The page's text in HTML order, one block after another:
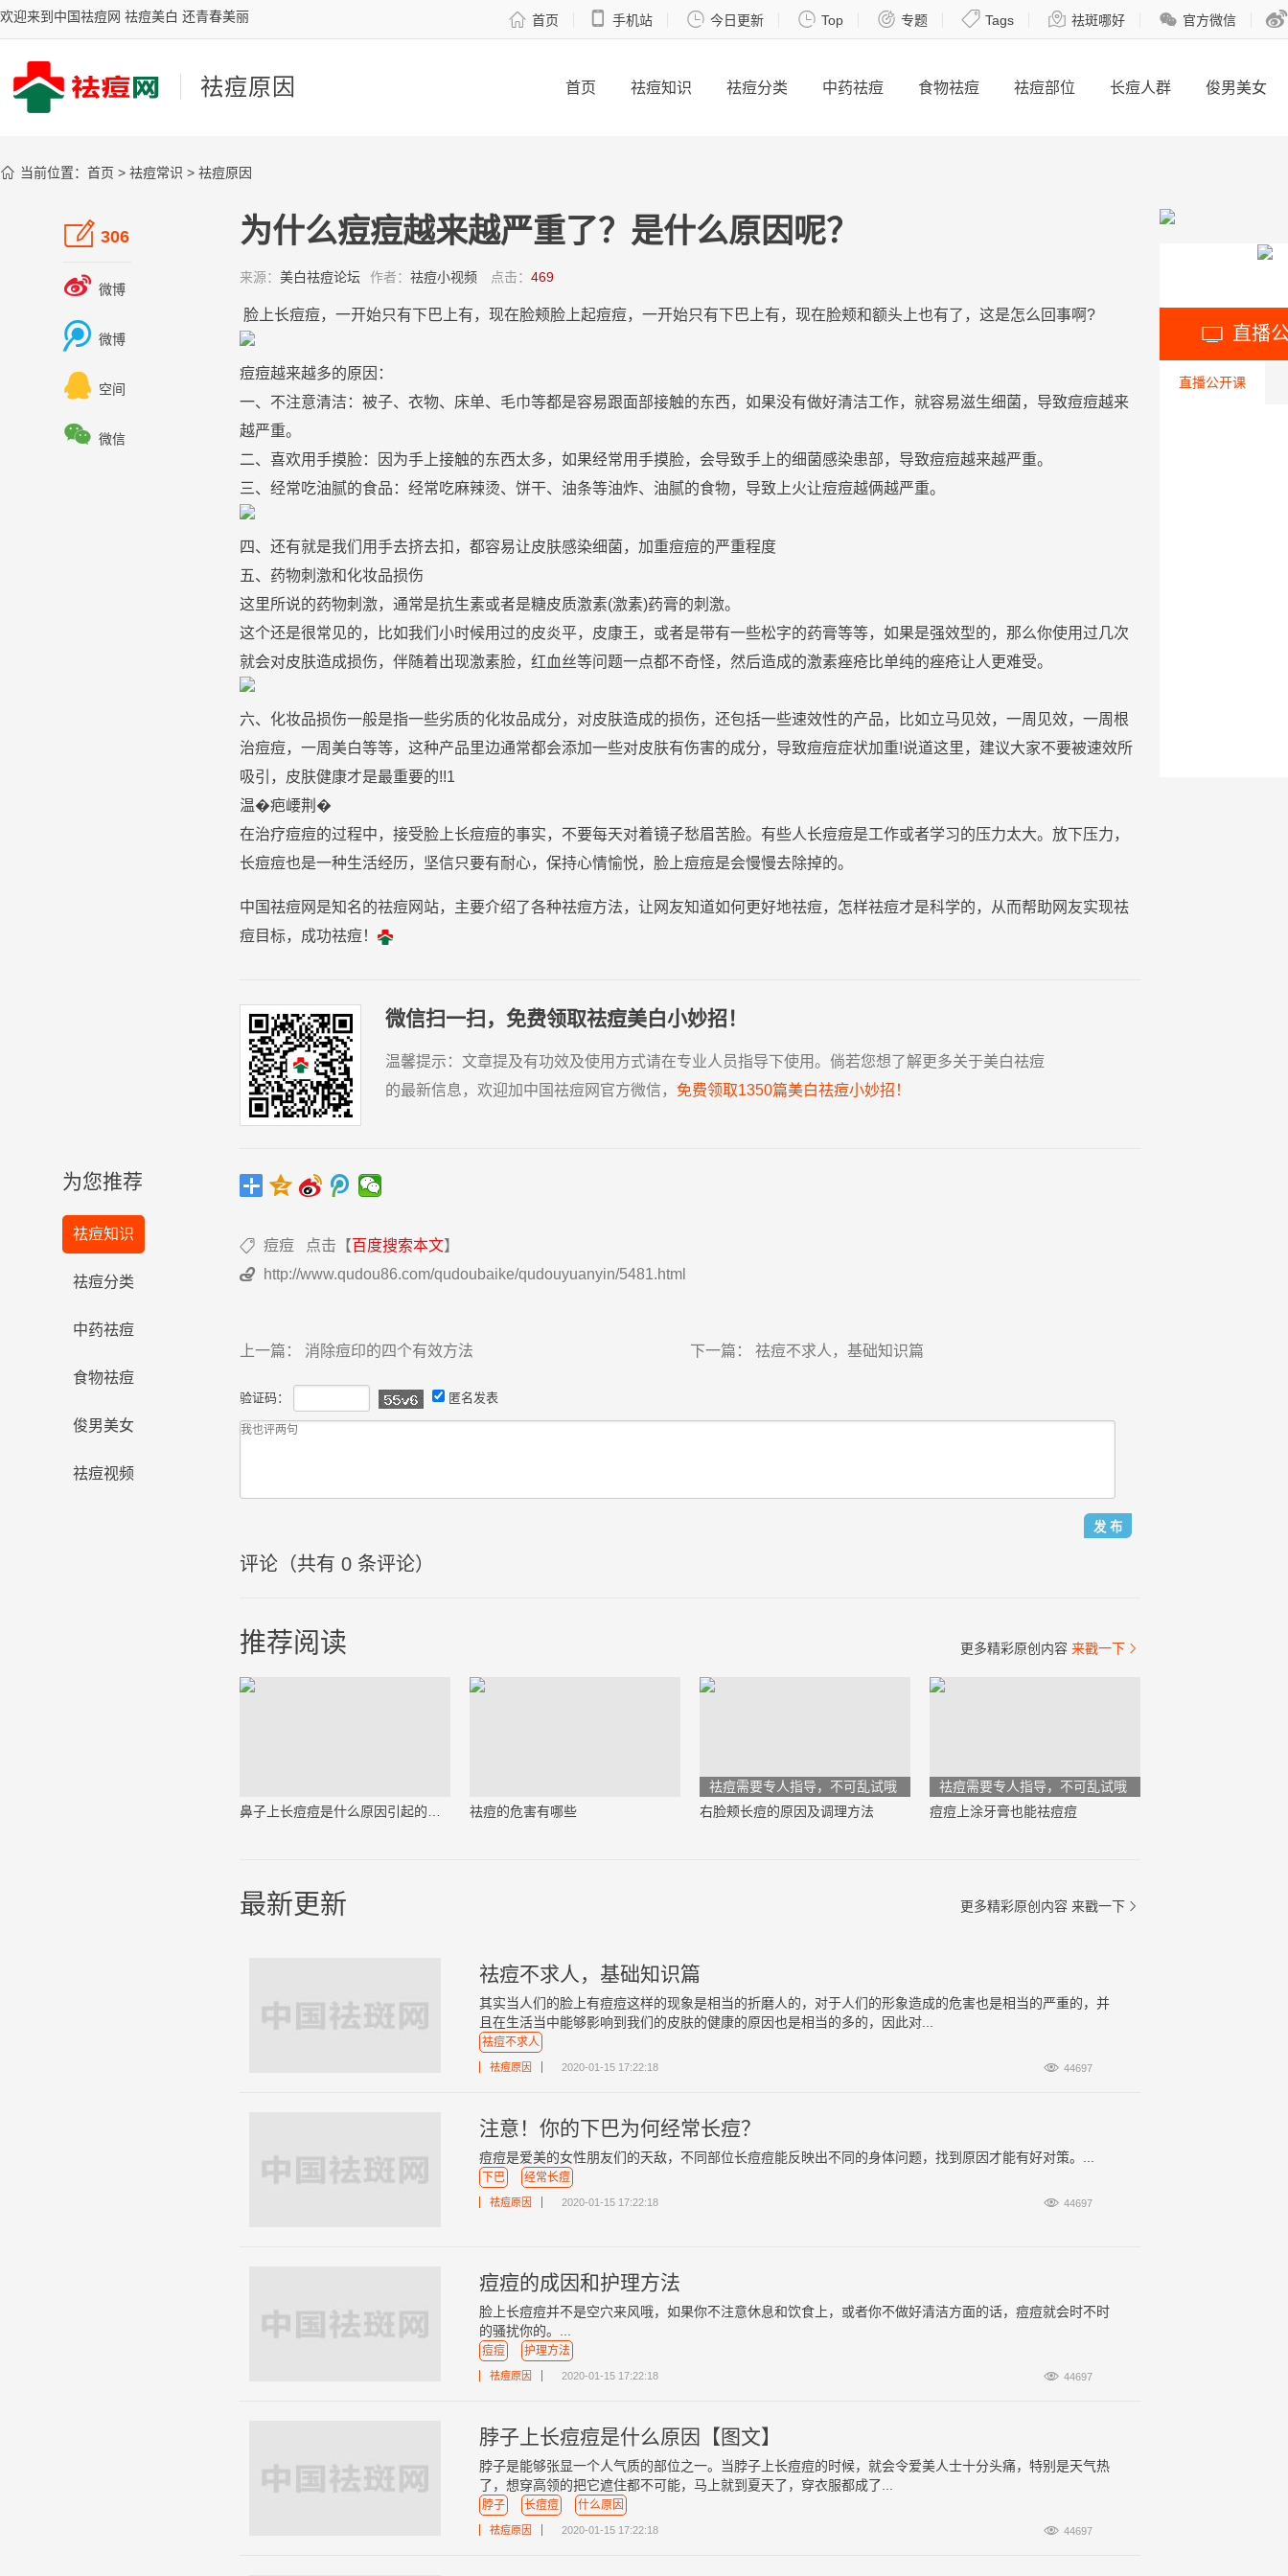
欢迎来到中国祛痘网 祛痘美白 还青春美丽  首页  手机站  今日更新  Top  专题  Tags  祛斑哪好  官方微信 
祛痘原因 首页 祛痘知识 祛痘分类 中药祛痘 食物祛痘 祛痘部位 长痘人群 俊男美女
 当前位置： 首页 > 祛痘常识 > 祛痘原因
 306
 微博
 微博
 空间
 微信
为您推荐
祛痘知识
祛痘分类
中药祛痘
食物祛痘
俊男美女
祛痘视频
为什么痘痘越来越严重了？是什么原因呢？
来源： 美白祛痘论坛 作者： 祛痘小视频 点击： 469
脸 上长痘痘，一开始只有下巴 上有，现在脸颊脸 上起痘痘，一开始只有下巴 上有，现在脸颊和额头 上也有了，这是怎么回事啊?
痘痘越来越多的原因 ：
一、不注意清洁：被子、衣物、床单、毛巾等都是容易跟面部接触的东西，如果没有做好清洁工作，就容易滋生细菌，导致痘痘越来
越严重。
二、喜欢用手摸脸：因为手上接触的东西太多，如果经常用手摸脸，会导致手上的细菌感染患部，导致痘痘越来越严重。
三、经常吃油腻的食品：经常吃麻辣烫、饼干、 油条等油炸、 油腻的食物，导致 上火让痘痘越俩越严重。
四、还有就是我们 用手去挤去扣，都容易让皮肤感染细菌，加重痘痘的严重程度
五、药物刺激和化妆品损伤
这里所说的药物刺激，通常是抗生素或者是糖皮质激素(激素)药膏的刺激。
这个还是很常见的，比如我们小时候用过的皮炎平，皮康王，或者是带有一些松字的药膏等等，如果是强效型的，那么你使用过几次
就会对皮肤造成损伤，伴随着出现激素脸， 红血丝等问题一点都不奇怪，然后造成的激素痤疮比单纯的痤疮让人更难受。
六、 化妆品损伤一般是指一些劣质的化妆品成分，对皮肤造成的损伤，还包括一些速效性的产品，比如立马见效，一周见效，一周根
治痘痘，一周 美白等等，这种产品里边通常都会添加一些对皮肤有伤害的成分，导致痘痘症状加重!说道这里，建议大家不要被速效所
吸引， 皮肤健康才是最重要的!!1
温�疤崾荆�
在治疗痘痘的过程中，接受脸 上长痘痘的事实，不要每天对着镜子愁眉苦脸。有些人长痘痘是工作或者学习的压力太大。放下压力，
长痘痘也是一种生活经历，坚信只要有耐心，保持心情愉悦， 脸 上痘痘是会慢慢去除掉的。
中国祛痘网是知名的祛痘网站，主要介绍了各种祛痘方法，让网友知道如何更好地祛痘，怎样祛痘才是科学的，从而帮助网友实现祛
痘目标，成功祛痘！
微信扫一扫，免费领取祛痘美白小妙招！
温馨提示： 文章提及有功效及使用方式请在专业人员指导下使用。倘若您想了解更多关于美白祛痘
的最新信息，欢迎加中国祛痘网官方微信， 免费领取1350篇美白祛痘小妙招！
 痘痘 点击【百度搜索本文】
 http://www.qudou86.com/qudoubaike/qudouyuanyin/5481.html
上一篇： 消除痘印的四个有效方法 下一篇： 祛痘不求人，基础知识篇
验证码： 匿名发表
评论（共有 0 条评论）
更多精彩原创内容 来戳一下 
推荐阅读
鼻子上长痘痘是什么原因引起的（必看） 祛痘的危害有哪些
祛痘需要专人指导，不可乱试哦
右脸颊长痘的原因及调理方法
祛痘需要专人指导，不可乱试哦
痘痘上涂牙膏也能祛痘痘
更多精彩原创内容 来戳一下 
最新更新
祛痘不求人，基础知识篇
其实当人们的脸上有痘痘这样的现象是相当的折磨人的，对于人们的形象造成的危害也是相当的严重的，并
且在生活当中能够影响到我们的皮肤的健康的原因也是相当的多的，因此对...
祛痘不求人
 44697
祛痘原因 2020-01-15 17:22:18
注意！你的下巴为何经常长痘？
痘痘是爱美的女性朋友们的天敌，不同部位长痘痘能反映出不同的身体问题，找到原因才能有好对策。...
下巴 经常长痘
 44697
祛痘原因 2020-01-15 17:22:18
痘痘的成因和护理方法
脸上长痘痘并不是空穴来风哦，如果你不注意休息和饮食上，或者你不做好清洁方面的话，痘痘就会时不时
的骚扰你的。...
痘痘 护理方法
 44697
祛痘原因 2020-01-15 17:22:18
脖子上长痘痘是什么原因【图文】
脖子是能够张显一个人气质的部位之一。当脖子上长痘痘的时候，就会令爱美人士十分头痛，特别是天气热
了，想穿高领的把它遮住都不可能，马上就到夏天了，穿衣服都成了...
脖子 长痘痘 什么原因
 44697
祛痘原因 2020-01-15 17:22:18
 直播
直播公开课